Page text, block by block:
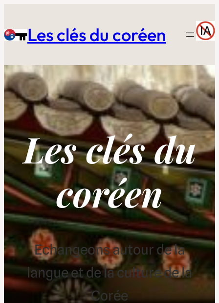
contenuLes clés du coréen
Les clés du
coréen
Echangeons autour de la
langue et de la culture de la
Corée